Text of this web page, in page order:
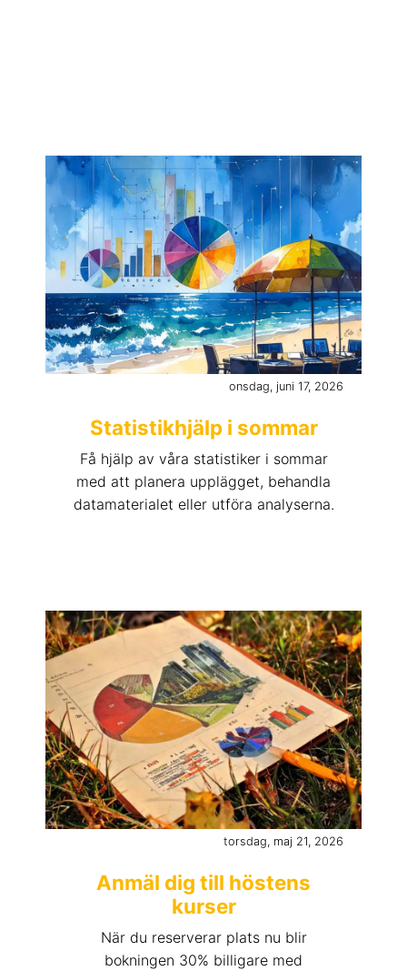
onsdag, juni 17, 2026
Statistikhjälp i sommar
Få hjälp av våra statistiker i sommar
med att planera upplägget, behandla
datamaterialet eller utföra analyserna.
torsdag, maj 21, 2026
Anmäl dig till höstens
kurser
När du reserverar plats nu blir
bokningen 30% billigare med